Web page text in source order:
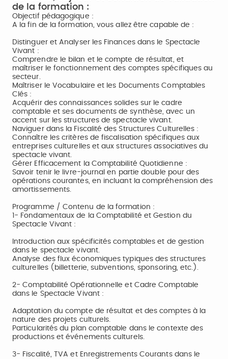
de la formation :
Objectif pédagogique :
A la fin de la formation, vous allez être capable de :
Distinguer et Analyser les Finances dans le Spectacle
Vivant :
Comprendre le bilan et le compte de résultat, et
maîtriser le fonctionnement des comptes spécifiques au
secteur.
Maîtriser le Vocabulaire et les Documents Comptables
Clés :
Acquérir des connaissances solides sur le cadre
comptable et ses documents de synthèse, avec un
accent sur les structures de spectacle vivant.
Naviguer dans la Fiscalité des Structures Culturelles :
Connaître les critères de fiscalisation spécifiques aux
entreprises culturelles et aux structures associatives du
spectacle vivant.
Gérer Efficacement la Comptabilité Quotidienne :
Savoir tenir le livre-journal en partie double pour des
opérations courantes, en incluant la compréhension des
amortissements.
Programme / Contenu de la formation :
1- Fondamentaux de la Comptabilité et Gestion du
Spectacle Vivant :
Introduction aux spécificités comptables et de gestion
dans le spectacle vivant.
Analyse des flux économiques typiques des structures
culturelles (billetterie, subventions, sponsoring, etc.).
2- Comptabilité Opérationnelle et Cadre Comptable
dans le Spectacle Vivant :
Adaptation du compte de résultat et des comptes à la
nature des projets culturels.
Particularités du plan comptable dans le contexte des
productions et événements culturels.
3- Fiscalité, TVA et Enregistrements Courants dans le